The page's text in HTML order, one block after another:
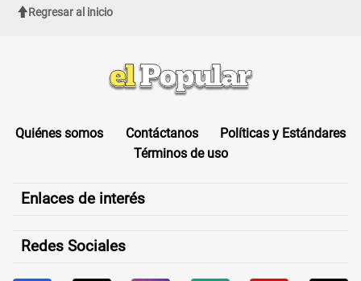
Regresar al inicio
Quiénes somos Contáctanos
Políticas y Estándares
Términos de uso
Enlaces de interés
Redes Sociales